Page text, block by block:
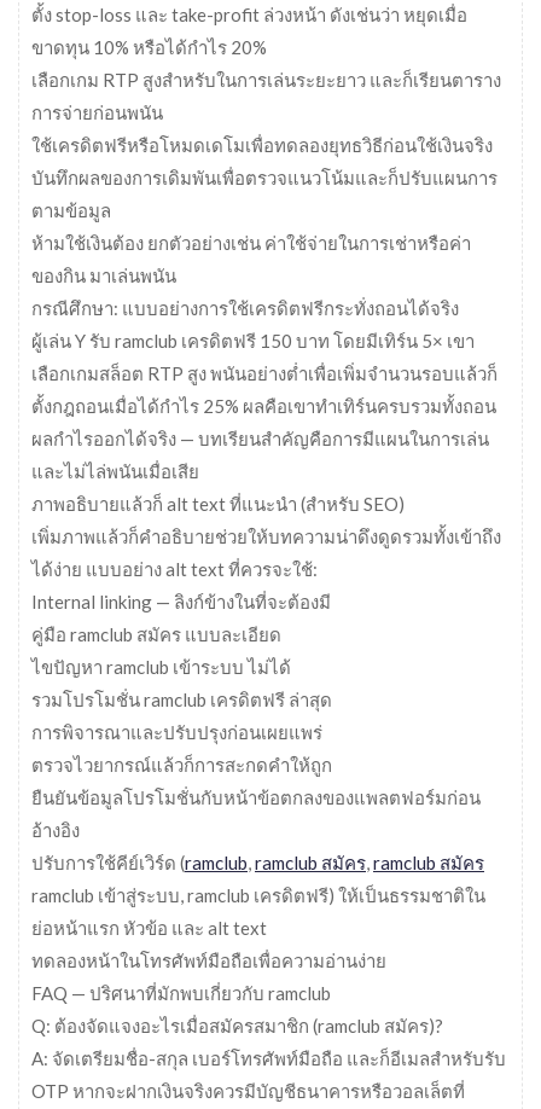
ตั้ง stop-loss และ take-profit ล่วงหน้า ดังเช่นว่า หยุดเมื่อ
ขาดทุน 10% หรือได้กำไร 20%
เลือกเกม RTP สูงสำหรับในการเล่นระยะยาว และก็เรียนตาราง
การจ่ายก่อนพนัน
ใช้เครดิตฟรีหรือโหมดเดโมเพื่อทดลองยุทธวิธีก่อนใช้เงินจริง
บันทึกผลของการเดิมพันเพื่อตรวจแนวโน้มและก็ปรับแผนการ
ตามข้อมูล
ห้ามใช้เงินต้อง ยกตัวอย่างเช่น ค่าใช้จ่ายในการเช่าหรือค่า
ของกิน มาเล่นพนัน
กรณีศึกษา: แบบอย่างการใช้เครดิตฟรีกระทั่งถอนได้จริง
ผู้เล่น Y รับ ramclub เครดิตฟรี 150 บาท โดยมีเทิร์น 5× เขา
เลือกเกมสล็อต RTP สูง พนันอย่างต่ำเพื่อเพิ่มจำนวนรอบแล้วก็
ตั้งกฎถอนเมื่อได้กำไร 25% ผลคือเขาทำเทิร์นครบรวมทั้งถอน
ผลกำไรออกได้จริง — บทเรียนสำคัญคือการมีแผนในการเล่น
และไม่ไล่พนันเมื่อเสีย
ภาพอธิบายแล้วก็ alt text ที่แนะนำ (สำหรับ SEO)
เพิ่มภาพแล้วก็คำอธิบายช่วยให้บทความน่าดึงดูดรวมทั้งเข้าถึง
ได้ง่าย แบบอย่าง alt text ที่ควรจะใช้:
Internal linking — ลิงก์ข้างในที่จะต้องมี
คู่มือ ramclub สมัคร แบบละเอียด
ไขปัญหา ramclub เข้าระบบ ไม่ได้
รวมโปรโมชั่น ramclub เครดิตฟรี ล่าสุด
การพิจารณาและปรับปรุงก่อนเผยแพร่
ตรวจไวยากรณ์แล้วก็การสะกดคำให้ถูก
ยืนยันข้อมูลโปรโมชั่นกับหน้าข้อตกลงของแพลตฟอร์มก่อน
อ้างอิง
ปรับการใช้คีย์เวิร์ด (ramclub ramclub สมัคร ramclub สมัคร
ramclub เข้าสู่ระบบ, ramclub เครดิตฟรี) ให้เป็นธรรมชาติใน
ย่อหน้าแรก หัวข้อ และ alt text
ทดลองหน้าในโทรศัพท์มือถือเพื่อความอ่านง่าย
FAQ — ปริศนาที่มักพบเกี่ยวกับ ramclub
Q: ต้องจัดแจงอะไรเมื่อสมัครสมาชิก (ramclub สมัคร)?
A: จัดเตรียมชื่อ-สกุล เบอร์โทรศัพท์มือถือ และก็อีเมลสำหรับรับ
OTP หากจะฝากเงินจริงควรมีบัญชีธนาคารหรือวอลเล็ตที่